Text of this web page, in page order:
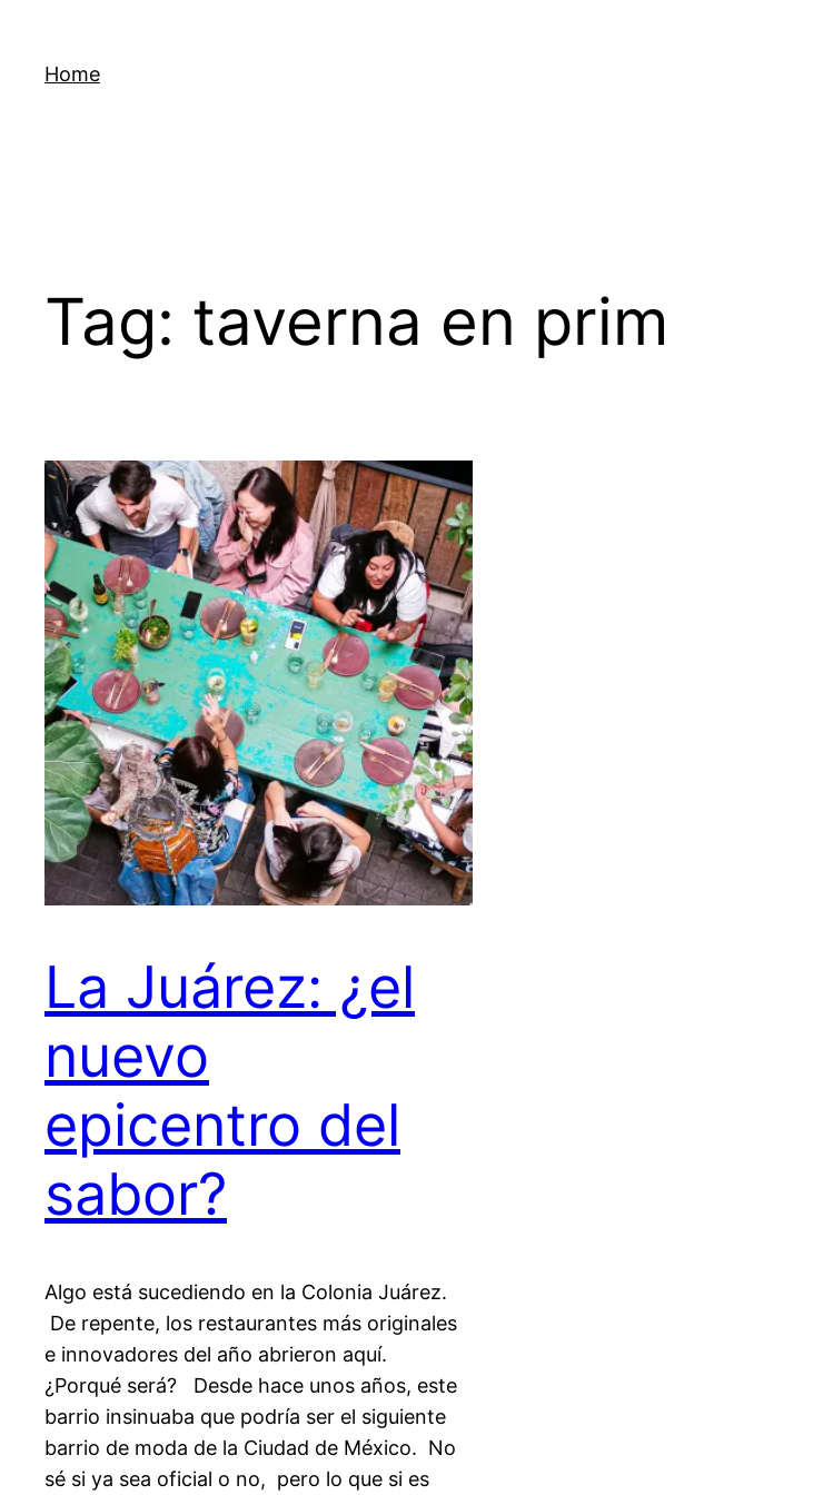
content
Home
Tag: taverna en prim
La Juárez: ¿el
nuevo
epicentro del
sabor?
Algo está sucediendo en la Colonia Juárez.
De repente, los restaurantes más originales
e innovadores del año abrieron aquí.
¿Porqué será? Desde hace unos años, este
barrio insinuaba que podría ser el siguiente
barrio de moda de la Ciudad de México. No
sé si ya sea oficial o no, pero lo que si es